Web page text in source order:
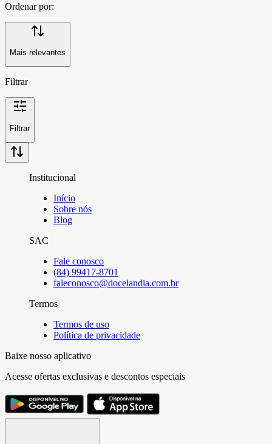
Ordenar por:
Mais relevantes
Filtrar
Filtrar
Institucional
Início
Sobre nós
Blog
SAC
Fale conosco
(84) 99417-8701
faleconosco@docelandia.com.br
Termos
Termos de uso
Política de privacidade
Baixe nosso aplicativo
Acesse ofertas exclusivas e descontos especiais